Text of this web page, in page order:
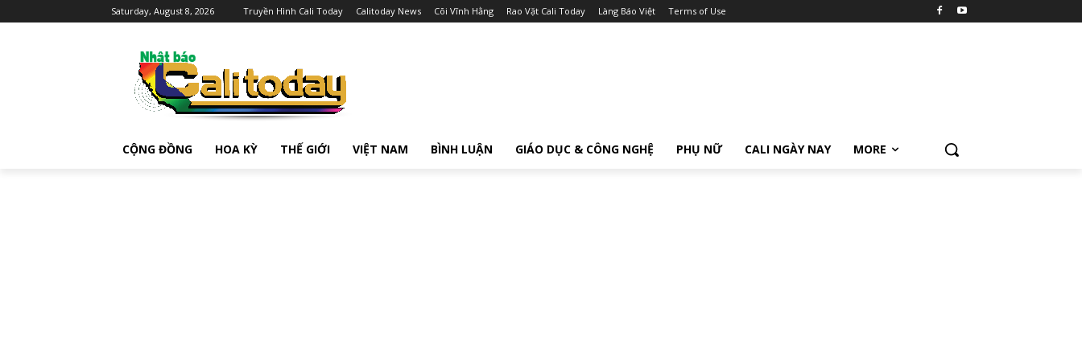
Saturday, August 8, 2026 Truyền Hình Cali Today Calitoday News Cõi Vĩnh Hằng Rao Vặt Cali Today Làng Báo Việt Terms of Use
CỘNG ĐỒNG HOA KỲ THẾ GIỚI VIỆT NAM BÌNH LUẬN GIÁO DỤC & CÔNG NGHỆ PHỤ NỮ CALI NGÀY NAY MORE